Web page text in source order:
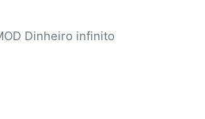
Dinheiro infinito